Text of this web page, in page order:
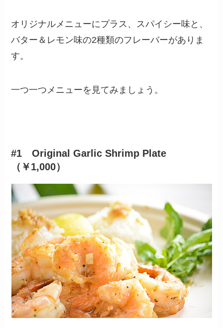
オリジナルメニューにプラス、スパイシー味と、
バター＆レモン味の2種類のフレーバーがありま
す。
一つ一つメニューを見てみましょう。
#1 Original Garlic Shrimp Plate
（￥1,000）